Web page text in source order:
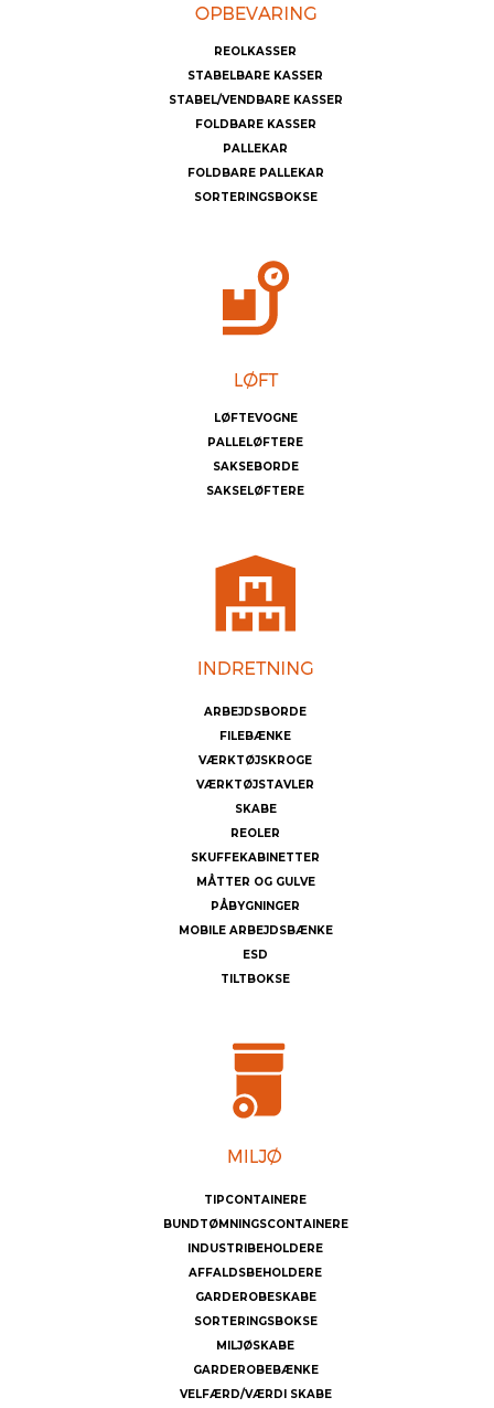
REOLKASSER
STABELBARE KASSER
STABEL/VENDBARE KASSER
FOLDBARE KASSER
PALLEKAR
FOLDBARE PALLEKAR
SORTERINGSBOKSE
LØFTEVOGNE
PALLELØFTERE
SAKSEBORDE
SAKSELØFTERE
ARBEJDSBORDE
FILEBÆNKE
VÆRKTØJSKROGE
VÆRKTØJSTAVLER
SKABE
REOLER
SKUFFEKABINETTER
MÅTTER OG GULVE
PÅBYGNINGER
MOBILE ARBEJDSBÆNKE
ESD
TILTBOKSE
TIPCONTAINERE
BUNDTØMNINGSCONTAINERE
INDUSTRIBEHOLDERE
AFFALDSBEHOLDERE
GARDEROBESKABE
SORTERINGSBOKSE
MILJØSKABE
GARDEROBEBÆNKE
VELFÆRD/VÆRDI SKABE